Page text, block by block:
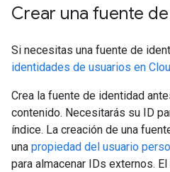
Crear una fuente
Si necesitas una fuente de
identidades de usuarios en
Crea la fuente de identidad
contenido. Necesitarás su ID
índice. La creación de una
una propiedad del usuario
para almacenar IDs externos.